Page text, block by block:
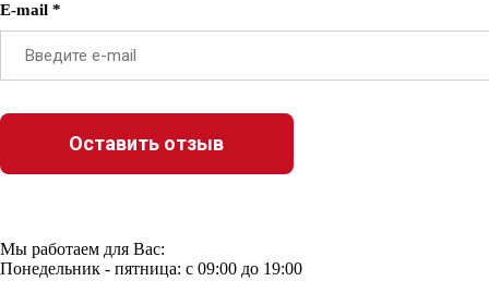
E-mail *
Мы работаем для Вас:
Понедельник - пятница: с 09:00 до 19:00